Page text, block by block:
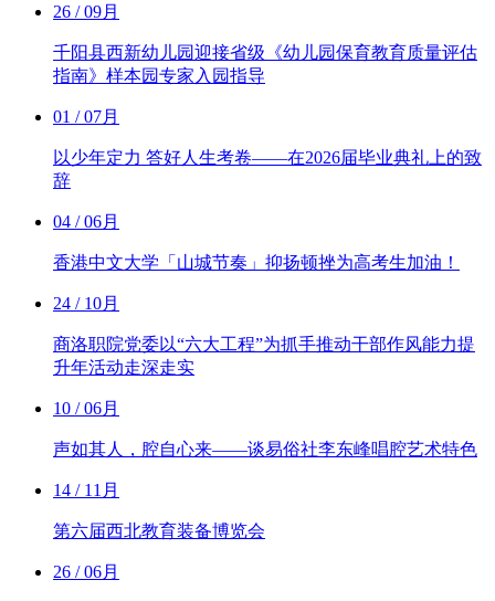
26 / 09月
千阳县西新幼儿园迎接省级《幼儿园保育教育质量评估
指南》样本园专家入园指导
01 / 07月
以少年定力 答好人生考卷——在2026届毕业典礼上的致
辞
04 / 06月
香港中文大学「山城节奏」抑扬顿挫为高考生加油！
24 / 10月
商洛职院党委以“六大工程”为抓手推动干部作风能力提
升年活动走深走实
10 / 06月
声如其人，腔自心来——谈易俗社李东峰唱腔艺术特色
14 / 11月
第六届西北教育装备博览会
26 / 06月